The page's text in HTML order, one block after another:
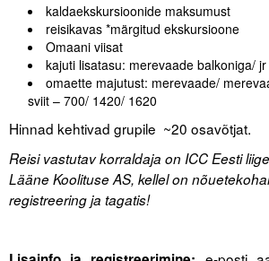
kaldaekskursioonide maksumust
reisikavas *märgitud ekskursioone
Omaani viisat
kajuti lisatasu: merevaade balkoniga/
omaette majutust: merevaade/
sviit – 700/ 1420/ 1620
Hinnad kehtivad grupile ~20 osavõtjat.
Reisi vastutav korraldaja on ICC Eesti
Lääne Koolituse AS, kellel on
registreering ja tagatis!